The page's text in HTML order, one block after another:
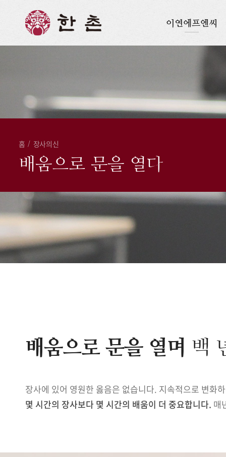
이연에프엔씨
홈 / 장사의신
배움으로 문을 열다
배움으로 문을 열며 백
장사에 있어 영원한 옳음은 없습니다. 지속적으로 변화
몇 시간의 장사보다 몇 시간의 배움이 더 중요합니다. 매